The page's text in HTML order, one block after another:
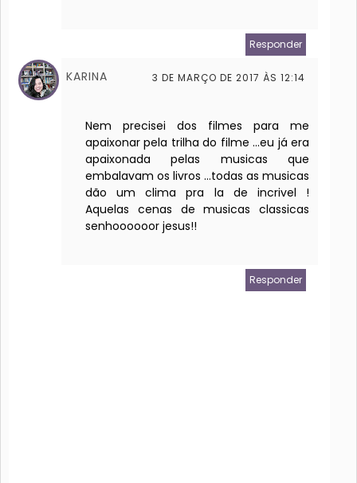
Responder
KARINA 3 DE MARÇO DE 2017 ÀS 12:14
Nem precisei dos filmes para me
apaixonar pela trilha do filme ...eu já era
apaixonada pelas musicas que
embalavam os livros ...todas as musicas
dão um clima pra la de incrivel !
Aquelas cenas de musicas classicas
senhoooooor jesus!!
Responder